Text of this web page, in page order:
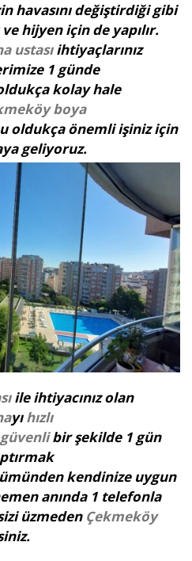
havasını değiştirdiği gibi
hijyen için de yapılır.
ustasıihtiyaçlarınız
1 günde
kolay hale
boya
oldukça önemli işiniz için
geliyoruz.
ile ihtiyacınız olan
yıhızlı
güvenlibir şekilde 1 gün
kendinize uygun
anında 1 telefonla
üzmeden Çekmeköy